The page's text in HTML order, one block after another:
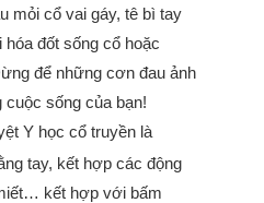
mỏi cổ vai gáy, tê bì tay
hóa đốt sống cổ hoặc
để những cơn đau ảnh
sống của bạn!
Y học cổ truyền là
tay, kết hợp các động
kết hợp với bấm